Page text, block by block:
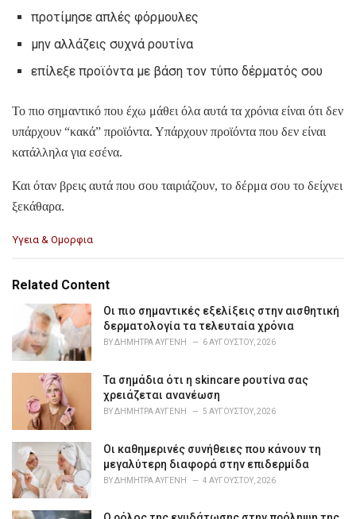
προτίμησε απλές φόρμουλες
μην αλλάζεις συχνά ρουτίνα
επίλεξε προϊόντα με βάση τον τύπο δέρματός σου
Το πιο σημαντικό που έχω μάθει όλα αυτά τα χρόνια είναι ότι δεν
υπάρχουν “κακά” προϊόντα. Υπάρχουν προϊόντα που δεν είναι
κατάλληλα για εσένα.
Και όταν βρεις αυτά που σου ταιριάζουν, το δέρμα σου το δείχνει
ξεκάθαρα.
C
e
i
e
Υγεια & Ομορφια
Related Content
Οι πιο σημαντικές εξελίξεις στην αισθητική
δερματολογία τα τελευταία χρόνια
BYΔΉΜΗΤΡΑ ΑΥΓΈΝΗ 6 ΑΥΓΟΎΣΤΟΥ, 2026
Τα σημάδια ότι η skincare ρουτίνα σας
χρειάζεται ανανέωση
BYΔΉΜΗΤΡΑ ΑΥΓΈΝΗ 5 ΑΥΓΟΎΣΤΟΥ, 2026
Οι καθημερινές συνήθειες που κάνουν τη
μεγαλύτερη διαφορά στην επιδερμίδα
BYΔΉΜΗΤΡΑ ΑΥΓΈΝΗ 4 ΑΥΓΟΎΣΤΟΥ, 2026